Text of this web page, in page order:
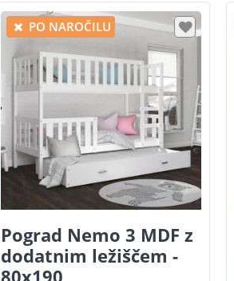
PO NAROČILU
Pograd Nemo 3 MDF z
dodatnim ležiščem -
80x190